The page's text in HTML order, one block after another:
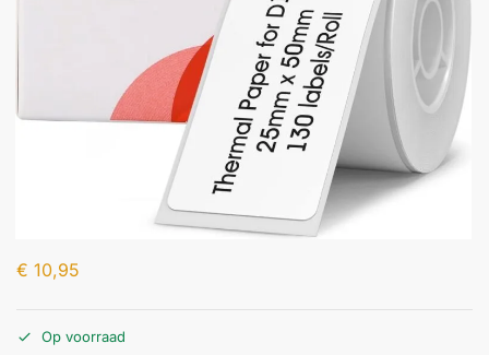
€ 10,95
Op voorraad